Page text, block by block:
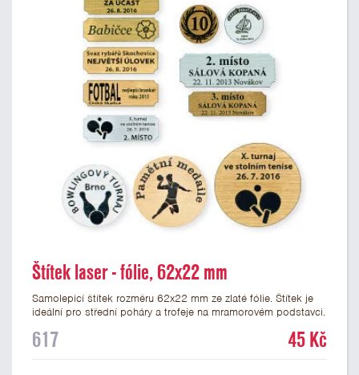
Štítek laser - fólie, 62x22 mm
Samolepicí štítek rozměru 62x22 mm ze zlaté fólie. Štítek je
ideální pro střední poháry a trofeje na mramorovém podstavci.
textu doporučujeme maximálně 3 řádky, aby byla zachována
617 45 Kč